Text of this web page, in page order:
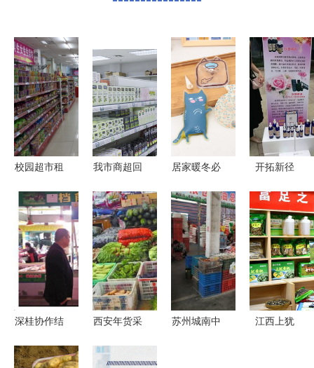
校园超市租
日用品销售
如何平衡
8%的红线
我市商超回
烟火”归来
推动日用百
货销售稳步
回升
居家暖冬必
与暖贴的全
方位指南
开拓新径
品销售的创
新思路
深桂协作结
帮扶都安、
西安年货采
农副产品
苏州城南中
江西上犹